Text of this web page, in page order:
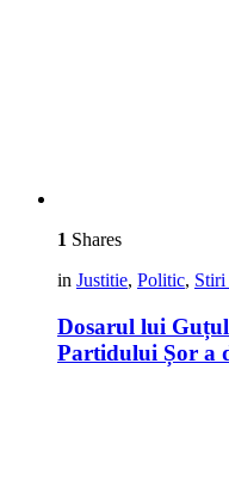
1 Shares
in Justitie, Politic, Stiri
Dosarul lui
Partidului Șor a